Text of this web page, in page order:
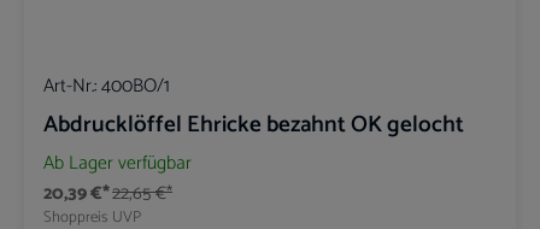
Art-Nr.:400BO/1
Abdrucklöffel Ehricke bezahnt OK gelocht
Ab Lager verfügbar
20,39 €*
Shoppreis
22,65 €*
UVP